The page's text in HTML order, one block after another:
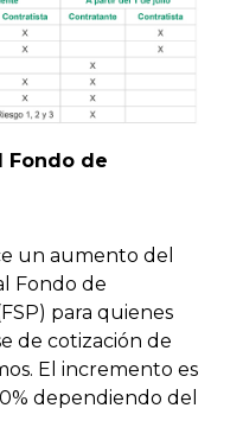
Fondo de
un aumento del
Fondo de
para quienes
de cotización de
El incremento es
dependiendo del